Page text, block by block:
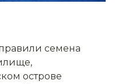
семена
острове